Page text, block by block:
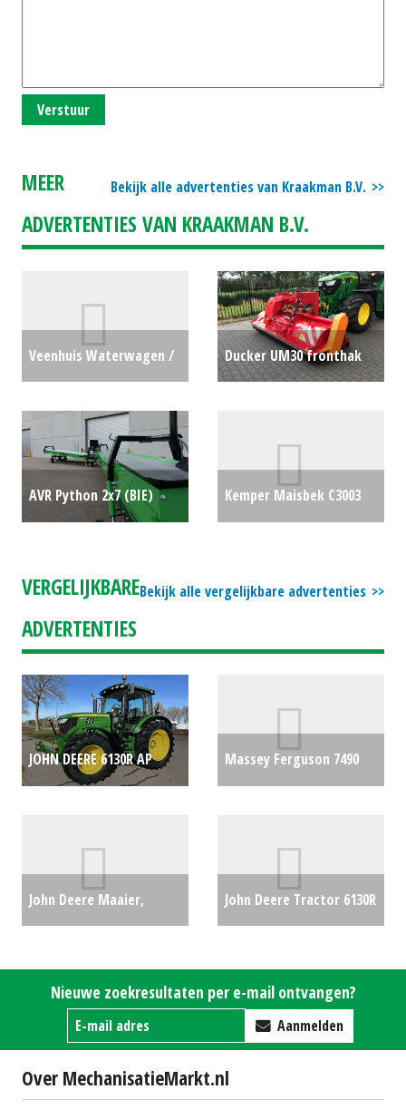
Verstuur
Bekijk alle advertenties van Kraakman B.V.
MEER
ADVERTENTIES VAN KRAAKMAN B.V.
Veenhuis Waterwagen /
Vacuümtank Profiline S
(BS) #27477
€0
Ducker UM30 fronthak
AVR Python 2x7 (BIE)
Kemper Maisbek C3003
Bekijk alle vergelijkbare advertenties
VERGELIJKBARE
ADVERTENTIES
JOHN DEERE 6130R AP
Massey Ferguson 7490
John Deere Maaier,
maaidek (157cm) (HA)
#28725
€0
John Deere Tractor 6130R
Nieuwe zoekresultaten per e-mail ontvangen?
Aanmelden
Over MechanisatieMarkt.nl